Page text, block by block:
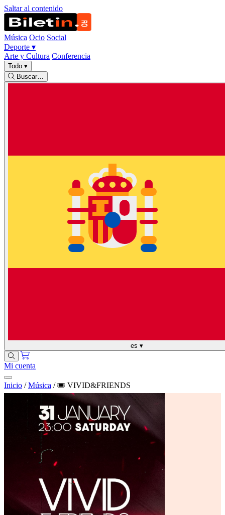
Saltar al contenido
Música Ocio Social
Deporte ▾
Arte y Cultura Conferencia
Todo ▾
Buscar…
es ▾
Mi cuenta
Inicio / Música / 🎟️ VIVID&FRIENDS